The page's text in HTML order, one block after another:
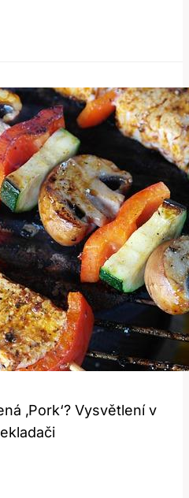
‚Pork‘? Vysvětlení v